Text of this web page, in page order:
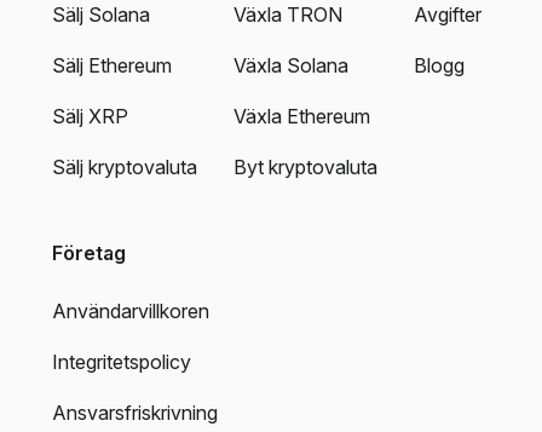
Sälj Solana
Sälj Ethereum
Sälj XRP
Sälj kryptovaluta
Växla TRON
Växla Solana
Växla Ethereum
Byt kryptovaluta
Avgifter
Blogg
Företag
Användarvillkoren
Integritetspolicy
Ansvarsfriskrivning